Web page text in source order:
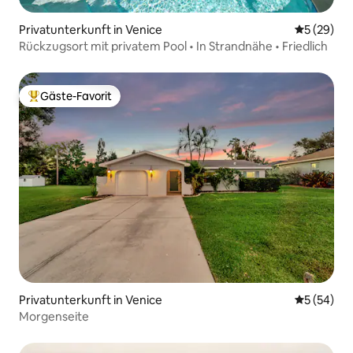
Privatunterkunft in Venice
5 (29)
Rückzugsort mit privatem Pool • In Strandnähe • Friedlich
Beliebter Gäste-Favorit.
Gäste-Favorit
Privatunterkunft in Venice
5 (54)
Morgenseite